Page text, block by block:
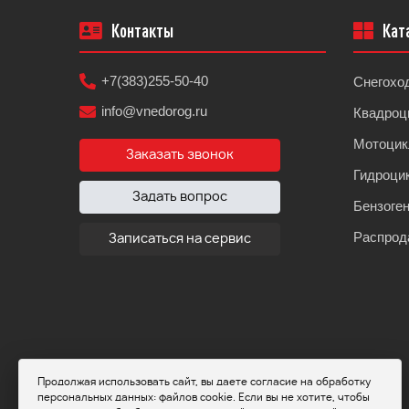
Продолжая использовать сайт, вы даете согласие на обработку
персональных данных: файлов cookie. Если вы не хотите, чтобы
Контакты
+7(383)255-50-40
info@vnedorog.ru
Заказать звонок
Задать вопрос
Записаться на сервис